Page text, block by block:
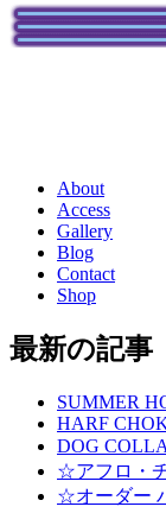
About
Access
Gallery
Blog
Contact
Shop
最新の記事
SUMMER
HARF
DOG
☆アフロ・
☆オーダー